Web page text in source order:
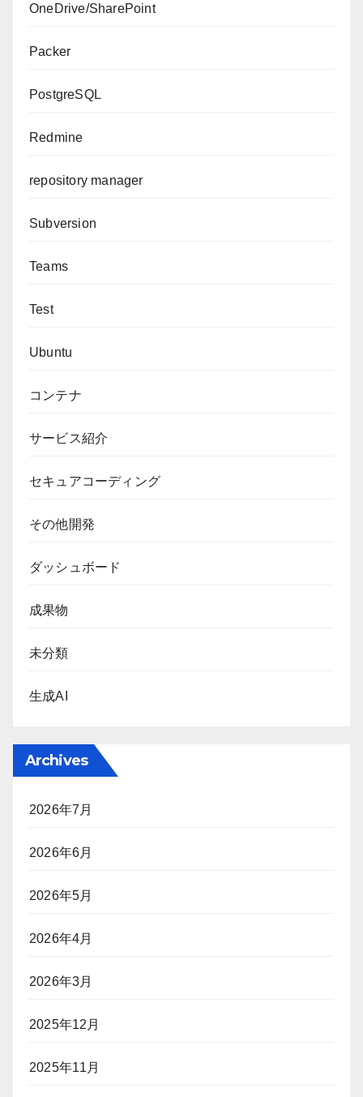
OneDrive/SharePoint
Packer
PostgreSQL
Redmine
repository manager
Subversion
Teams
Test
Ubuntu
コンテナ
サービス紹介
セキュアコーディング
その他開発
ダッシュボード
成果物
未分類
生成AI
Archives
2026年7月
2026年6月
2026年5月
2026年4月
2026年3月
2025年12月
2025年11月